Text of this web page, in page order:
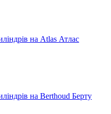
на Atlas Атлас
на Berthoud Берту